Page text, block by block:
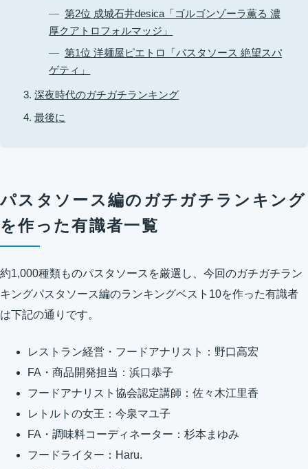
第2位 成城石井desica「ゴルゴンゾーラ薫る 濃
厚クアトロフォルマッジ」
第1位 洋麺屋ピエトロ「パスタソース 絶望スパ
ゲティ」
深夜時代のガチガチランキング
最後に
パスタソース編のガチガチランキング
を作った有識者一覧
約1,000種類ものパスタソースを厳選し、今回のガチガチラン
キングパスタソース編のランキングベスト10を作った有識者
は下記の通りです。
レストラン経営・フードアナリスト：野口高宏
FA・商品開発担当：浜口恭子
フードアナリスト協会認定講師：佐々木江里香
レトルトの女王：今泉マユ子
FA・調味料コーディネーター：杉本まゆみ
フードライター：Haru.